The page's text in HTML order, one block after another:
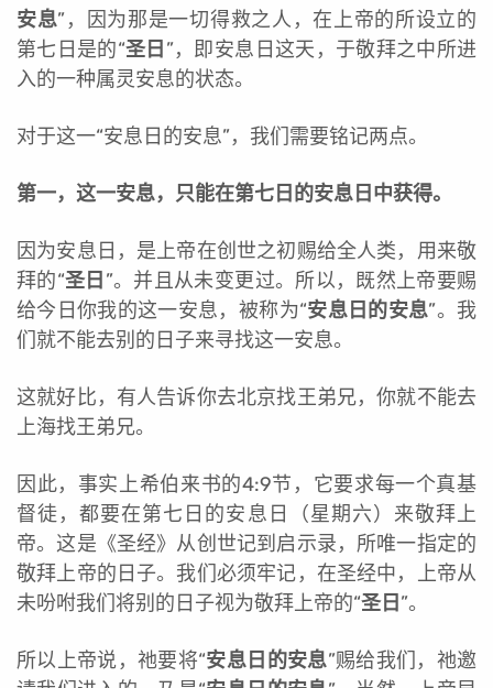
安息”，因为那是一切得救之人，在上帝的所设立的
第七日是的“圣日 ”，即安息日这天，于敬拜之中所进
入的一种属灵安息的状态。
对于这一“安息日的安息”，我们需要铭记两点。
第一，这一安息，只能在第七日的安息日中获得。
因为安息日，是上帝在创世之初赐给全人类，用来敬
拜的“圣日 ”。并且从未变更过。所以，既然上帝要赐
给今日你我的这一安息，被称为“安息日的安息”。我
们就不能去别的日子来寻找这一安息。
这就好比，有人告诉你去北京找王弟兄，你就不能去
上海找王弟兄。
因此，事实上希伯来书的4:9节，它要求每一个真基
督徒，都要在第七日的安息日（星期六）来敬拜上
帝。这是《圣经》从创世记到启示录，所唯一指定的
敬拜上帝的日子。我们必须牢记，在圣经中，上帝从
未吩咐我们将别的日子视为敬拜上帝的“圣日 ”。
所以上帝说，祂要将“安息日的安息”赐给我们，祂邀